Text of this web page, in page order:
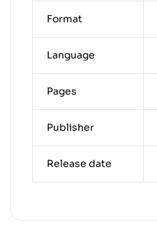
Format
Language
Pages
Publisher
Release date